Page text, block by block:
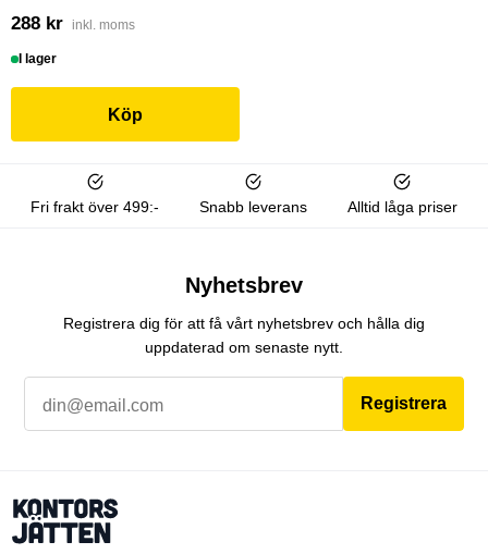
288 kr inkl. moms
I lager
Köp
Fri frakt över 499:- Snabb leverans Alltid låga priser
Nyhetsbrev
Registrera dig för att få vårt nyhetsbrev och hålla dig
uppdaterad om senaste nytt.
Registrera